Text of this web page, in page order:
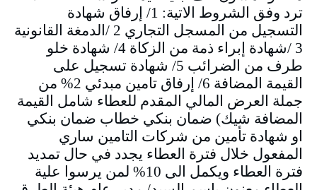
ترد وفق الشروط الاتية: 1/ إرفاق شهادة
التسجيل من المسجل التجاري 2 /الدمغة القانونية
3 /شهادة إبراء ذمة من الزكاة 4/ شهادة خلو
طرف من الضرائب 5/ شهادة تسجيل على
القيمة المضافة 6/ إرفاق تامين مبدئي 2% من
جملة العرض المالي المقدم للعطاء شامل القيمة
المضافة شيك) ضمان بنكي خطاب ضمان بنكي
او شهادة تأمين من شركات التامين ساري
المفعول خلال فترة العطاء يجدد في حال تمديد
فترة العطاء ويكمل الى 10% لمن يرسوا علية